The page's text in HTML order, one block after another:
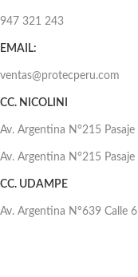
947 321 243
EMAIL:
ventas@protecperu.com
CC. NICOLINI
Av. Argentina N°215
Av. Argentina N°215
CC. UDAMPE
Av. Argentina N°639 Calle